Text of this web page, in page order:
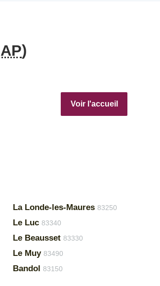
)
Voir l'accueil
La Londe-les-Maures 83250
Le Luc 83340
Le Beausset 83330
Le Muy 83490
Bandol 83150